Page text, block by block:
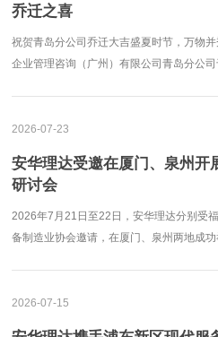
乔迁之喜
祝贺青岛分公司乔迁大吉盛夏时节，万物
企业管理咨询（广州）有限公司青岛分公
2026-07-23
安华理达受邀在厦门、泉州开
研讨会
2026年7月21日至22日，安华理达分别受
备制造业协会邀请，在厦门、泉州两地成
2026-07-15